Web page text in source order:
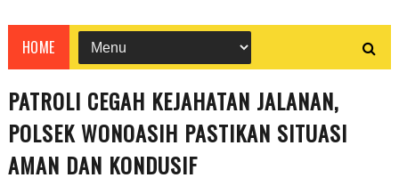
HOME
PATROLI CEGAH KEJAHATAN JALANAN,
POLSEK WONOASIH PASTIKAN SITUASI
AMAN DAN KONDUSIF